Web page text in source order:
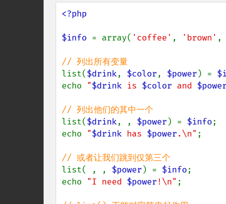
<?php
$info = array( 'coffee' , 'brown' ,
list($drink, $color, $power ) =
echo "$drink is $color and $power
list($drink, , $power ) = $info;
echo "$drink has $power.\n" ;
list( , , $power ) = $info;
echo "I need $power !\n" ;